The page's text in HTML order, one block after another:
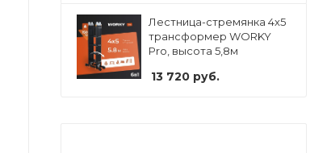
Лестница-стремянка 4x5
трансформер WORKY
Pro, высота 5,8м
13 720 руб.